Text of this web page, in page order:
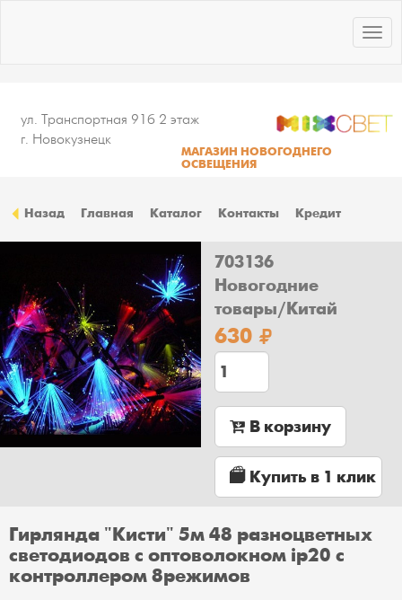
ул. Транспортная 91б 2 этаж
г. Новокузнецк
МАГАЗИН НОВОГОДНЕГО
ОСВЕЩЕНИЯ
Назад Главная Каталог Контакты Кредит
703136
Новогодние
товары/Китай
630
Количество
В корзину
Купить в 1 клик
Гирлянда "Кисти" 5м 48 разноцветных
светодиодов с оптоволокном ip20 с
контроллером 8режимов